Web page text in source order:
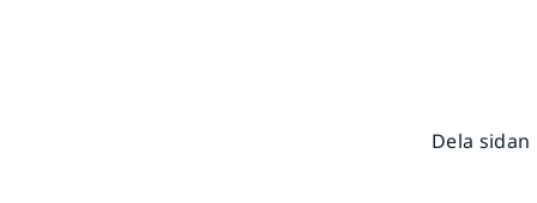
Dela sidan